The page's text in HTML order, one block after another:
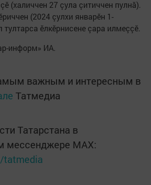
(халиччен 27 çула çитиччен пулнă).
(2024 çулхи январӗн 1-
ӗлкӗрнисене çара илмеççӗ.
информ» ИА.
важным и интересным в
Татмедиа
Татарстана в
мессенджере MАХ:
tatmedia